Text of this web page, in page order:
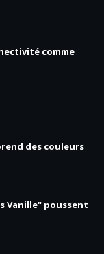
comme
des couleurs
Vanille" poussent